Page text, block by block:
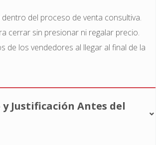
dentro del proceso de venta consultiva.
cerrar sin presionar ni regalar precio.
de los vendedores al llegar al final de la
Justificación Antes del